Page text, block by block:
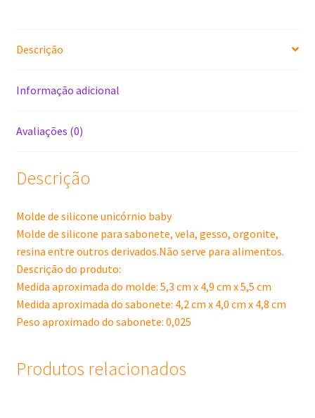
Descrição
Informação adicional
Avaliações (0)
Descrição
Molde de silicone unicórnio baby
Molde de silicone para sabonete, vela, gesso, orgonite,
resina entre outros derivados.Não serve para alimentos.
Descrição do produto:
Medida aproximada do molde: 5,3 cm x 4,9 cm x 5,5 cm
Medida aproximada do sabonete: 4,2 cm x 4,0 cm x 4,8 cm
Peso aproximado do sabonete: 0,025
Produtos relacionados